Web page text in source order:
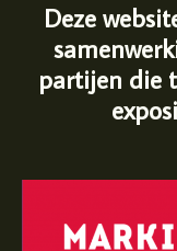
Deze
partijen die